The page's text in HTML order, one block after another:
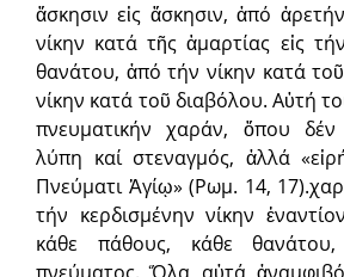
ἄσκησιν εἰς ἄσκησιν, ἀπό
νίκην κατά τῆς ἁμαρτίας εἰς
θανάτου, ἀπό τήν νίκην κατά
νίκην κατά τοῦ διαβόλου. Αὐτή
πνευματικήν χαράν, ὅπου
λύπη καί στεναγμός, ἀλλά
Πνεύματι Ἁγίῳ» (Ρωμ. 14,
τήν κερδισμένην νίκην
κάθε πάθους, κάθε